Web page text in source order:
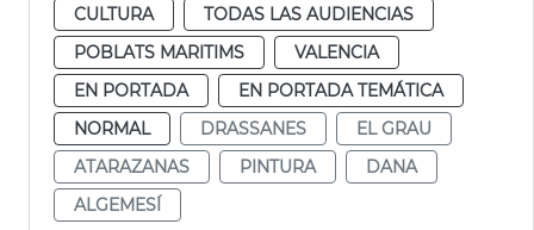
CULTURA
TODAS LAS AUDIENCIAS
POBLATS MARITIMS
VALENCIA
EN PORTADA
EN PORTADA TEMÁTICA
NORMAL
DRASSANES
EL GRAU
ATARAZANAS
PINTURA
DANA
ALGEMESÍ